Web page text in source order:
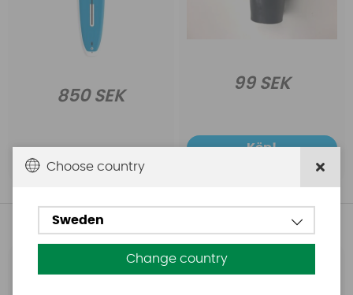
850 SEK
99 SEK
Köp!
Andra köpte även
Ascan Severne
Choose country
Sweden
Change country